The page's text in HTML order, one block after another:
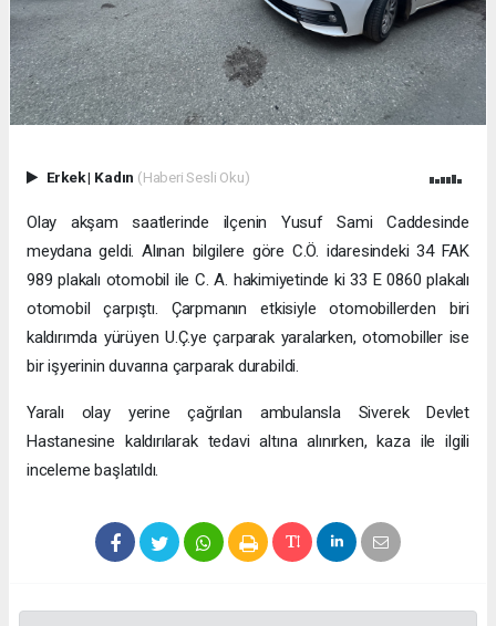
Erkek| Kadın (Haberi Sesli Oku)
Olay akşam saatlerinde ilçenin Yusuf Sami Caddesinde
meydana geldi. Alınan bilgilere göre C.Ö. idaresindeki 34 FAK
989 plakalı otomobil ile C. A. hakimiyetinde ki 33 E 0860 plakalı
otomobil çarpıştı. Çarpmanın etkisiyle otomobillerden biri
kaldırımda yürüyen U.Ç.ye çarparak yaralarken, otomobiller ise
bir işyerinin duvarına çarparak durabildi.
Yaralı olay yerine çağrılan ambulansla Siverek Devlet
Hastanesine kaldırılarak tedavi altına alınırken, kaza ile ilgili
inceleme başlatıldı.